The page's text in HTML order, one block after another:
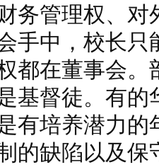
务管理权、
手中，校长
都在董事会。
基督徒。有的
有培养潜力的
的缺陷以及保